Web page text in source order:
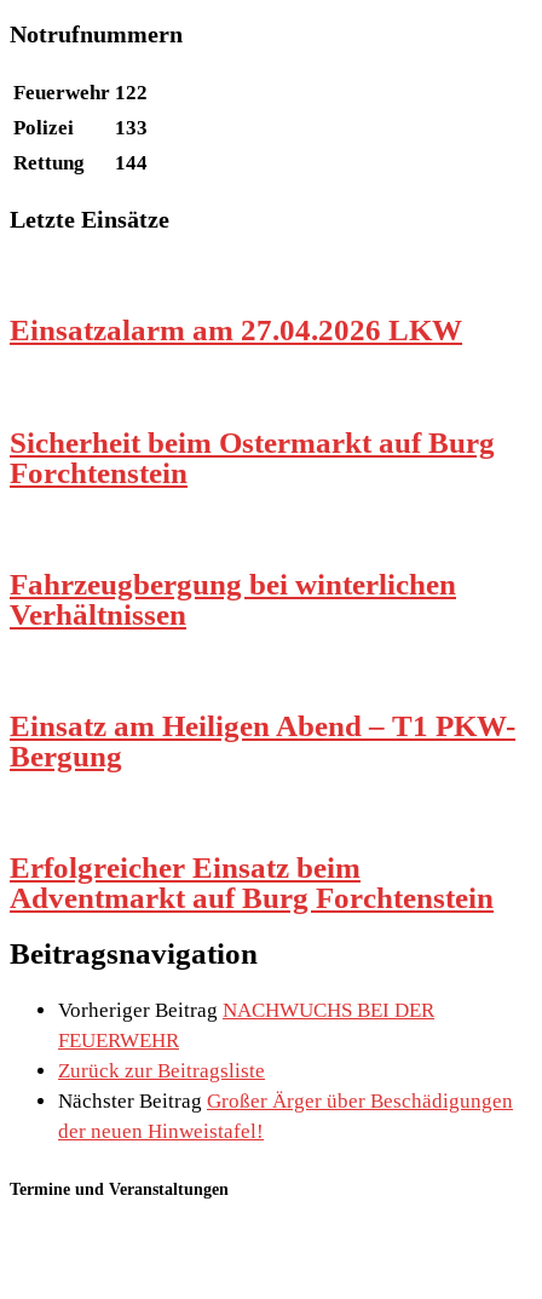
Notrufnummern
Feuerwehr 122
Polizei
133
Rettung
144
Letzte Einsätze
Einsatzalarm am 27.04.2026 LKW
Sicherheit beim Ostermarkt auf Burg
Forchtenstein
Fahrzeugbergung bei winterlichen
Verhältnissen
Einsatz am Heiligen Abend – T1 PKW-
Bergung
Erfolgreicher Einsatz beim
Adventmarkt auf Burg Forchtenstein
Beitragsnavigation
Vorheriger Beitrag NACHWUCHS BEI DER
FEUERWEHR
Zurück zur Beitragsliste
Nächster Beitrag Großer Ärger über Beschädigungen
der neuen Hinweistafel!
Termine und Veranstaltungen